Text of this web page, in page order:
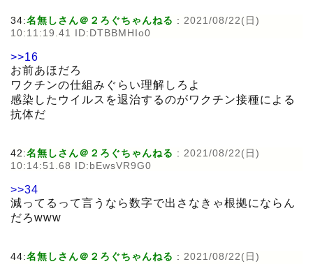
34:名無しさん＠２ろぐちゃんねる : 2021/08/22(日)
10:11:19.41 ID:DTBBMHIo0
>>16
お前あほだろ
ワクチンの仕組みぐらい理解しろよ
感染したウイルスを退治するのがワクチン接種による
抗体だ
42:名無しさん＠２ろぐちゃんねる : 2021/08/22(日)
10:14:51.68 ID:bEwsVR9G0
>>34
減ってるって言うなら数字で出さなきゃ根拠にならん
だろwww
44:名無しさん＠２ろぐちゃんねる : 2021/08/22(日)